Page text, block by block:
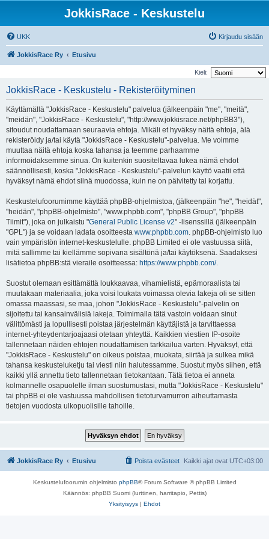
JokkisRace - Keskustelu
UKK Kirjaudu sisään
JokkisRace Ry Etusivu
Kieli:
JokkisRace - Keskustelu - Rekisteröityminen
Käyttämällä "JokkisRace - Keskustelu" palvelua (jälkeenpäin "me", "meitä",
"meidän", "JokkisRace - Keskustelu", "http://www.jokkisrace.net/phpBB3"),
sitoudut noudattamaan seuraavia ehtoja. Mikäli et hyväksy näitä ehtoja, älä
rekisteröidy ja/tai käytä "JokkisRace - Keskustelu"-palvelua. Me voimme
muuttaa näitä ehtoja koska tahansa ja teemme parhaamme
informoidaksemme sinua. On kuitenkin suositeltavaa lukea nämä ehdot
säännöllisesti, koska "JokkisRace - Keskustelu"-palvelun käyttö vaatii että
hyväksyt nämä ehdot siinä muodossa, kuin ne on päivitetty tai korjattu.
Keskustelufoorumimme käyttää phpBB-ohjelmistoa, (jälkeenpäin "he", "heidät",
"heidän", "phpBB-ohjelmisto", "www.phpbb.com", "phpBB Group", "phpBB
Tiimit"), joka on julkaistu "General Public License v2" -lisenssillä (jälkeenpäin
"GPL") ja se voidaan ladata osoitteesta www.phpbb.com. phpBB-ohjelmisto luo
vain ympäristön internet-keskustelulle. phpBB Limited ei ole vastuussa siitä,
mitä sallimme tai kiellämme sopivana sisältönä ja/tai käytöksenä. Saadaksesi
lisätietoa phpBB:stä vieraile osoitteessa: https://www.phpbb.com/.
Suostut olemaan esittämättä loukkaavaa, vihamielistä, epämoraalista tai
muutakaan materiaalia, joka voisi loukata voimassa olevia lakeja oli se sitten
omassa maassasi, se maa, johon "JokkisRace - Keskustelu"-palvelin on
sijoitettu tai kansainvälisiä lakeja. Toimimalla tätä vastoin voidaan sinut
välittömästi ja lopullisesti poistaa järjestelmän käyttäjistä ja tarvittaessa
internet-yhteydentarjoajaasi otetaan yhteyttä. Kaikkien viestien IP-osoite
tallennetaan näiden ehtojen noudattamisen tarkkailua varten. Hyväksyt, että
"JokkisRace - Keskustelu" on oikeus poistaa, muokata, siirtää ja sulkea mikä
tahansa keskusteluketju tai viesti niin halutessamme. Suostut myös siihen, että
kaikki yllä annettu tieto tallennetaan tietokantaan. Tätä tietoa ei anneta
kolmannelle osapuolelle ilman suostumustasi, mutta "JokkisRace - Keskustelu"
tai phpBB ei ole vastuussa mahdollisen tietoturvamurron aiheuttamasta
tietojen vuodosta ulkopuolisille tahoille.
JokkisRace Ry Etusivu Kaikki ajat ovat UTC+03:00
Poista evästeet
Keskustelufoorumin ohjelmisto phpBB® Forum Software © phpBB Limited
Käännös: phpBB Suomi (lurttinen, harritapio, Pettis)
Yksityisyys | Ehdot